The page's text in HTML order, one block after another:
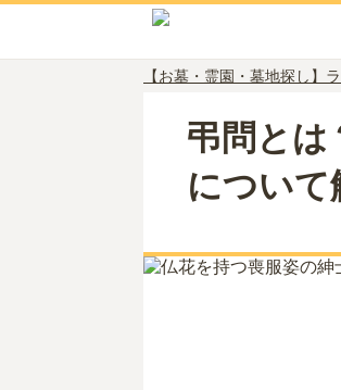
【お墓・霊園・墓地探し】
弔問とは
について